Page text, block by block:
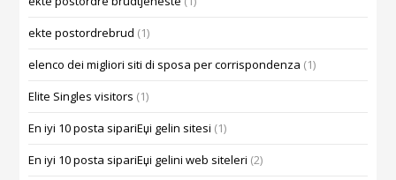
ekte postordrebrud (1)
elenco dei migliori siti di sposa per corrispondenza (1)
Elite Singles visitors (1)
En iyi 10 posta sipariЕџi gelin sitesi (1)
En iyi 10 posta sipariЕџi gelini web siteleri (2)